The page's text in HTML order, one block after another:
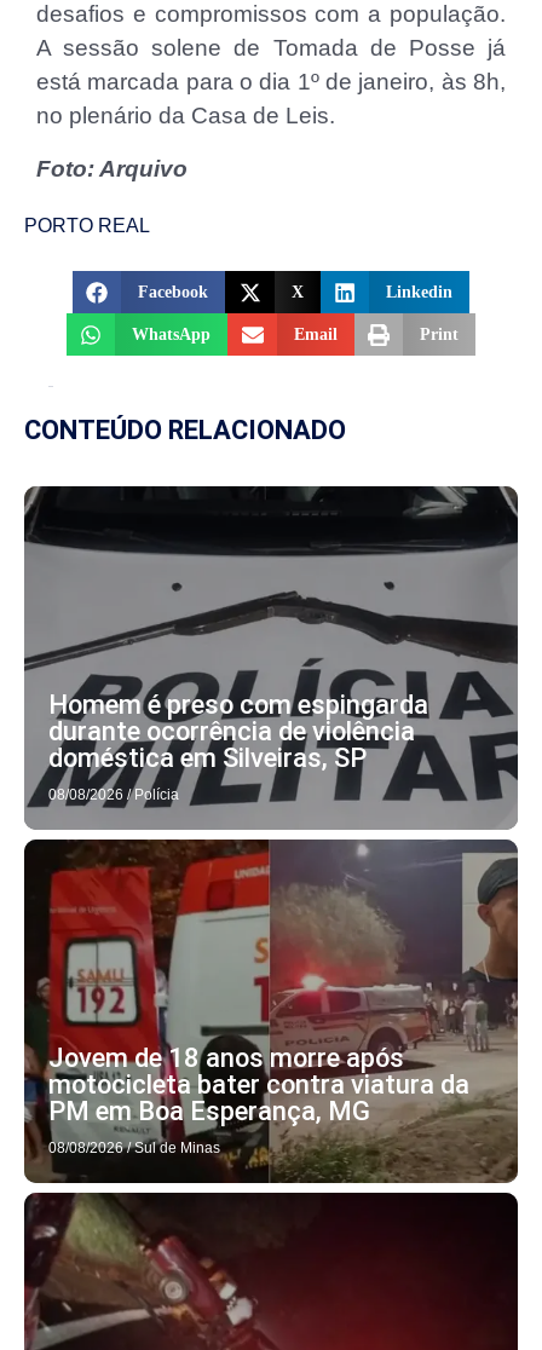
desafios e compromissos com a população.
A sessão solene de Tomada de Posse já
está marcada para o dia 1º de janeiro, às 8h,
no plenário da Casa de Leis.
Foto: Arquivo
PORTO REAL
Facebook X Linkedin
WhatsApp Email Print
CONTEÚDO RELACIONADO
Homem é preso com espingarda
durante ocorrência de violência
doméstica em Silveiras, SP
08/08/2026 / Polícia
Jovem de 18 anos morre após
motocicleta bater contra viatura da
PM em Boa Esperança, MG
08/08/2026 / Sul de Minas